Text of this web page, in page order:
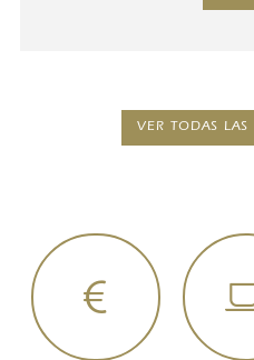
VER TODAS LAS